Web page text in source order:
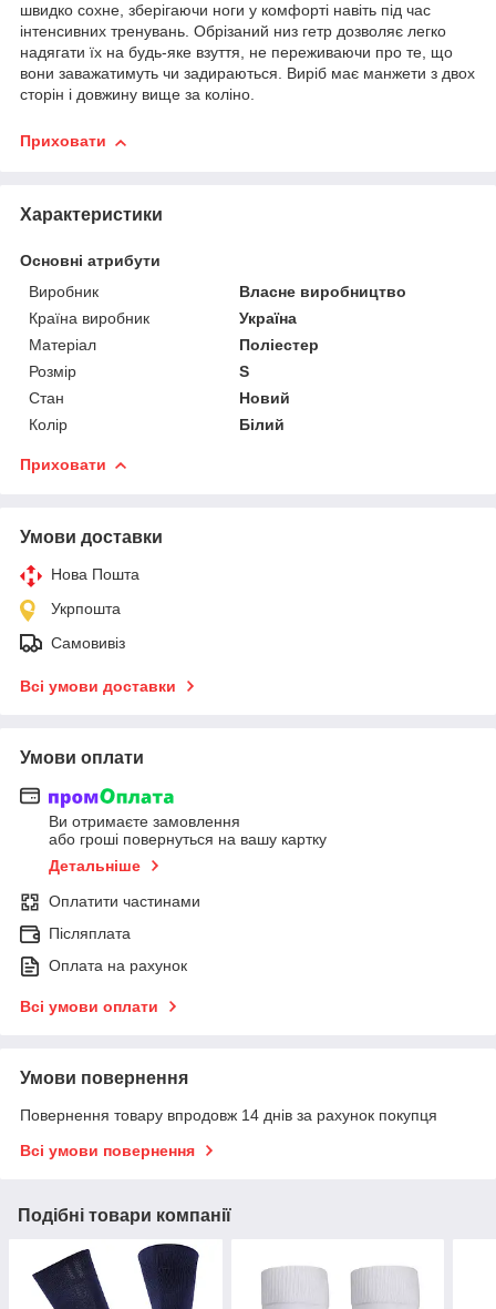
швидко сохне, зберігаючи ноги у комфорті навіть під час
інтенсивних тренувань. Обрізаний низ гетр дозволяє легко
надягати їх на будь-яке взуття, не переживаючи про те, що
вони заважатимуть чи задираються. Виріб має манжети з двох
сторін і довжину вище за коліно.
Приховати
Характеристики
Основні атрибути
Виробник
Власне виробництво
Країна виробник
Україна
Матеріал
Поліестер
Розмір
S
Стан
Новий
Колір
Білий
Приховати
Умови доставки
Нова Пошта
Укрпошта
Самовивіз
Всі умови доставки
Умови оплати
Ви отримаєте замовлення
або гроші повернуться на вашу картку
Детальніше
Оплатити частинами
Післяплата
Оплата на рахунок
Всі умови оплати
Умови повернення
Повернення товару впродовж 14 днів за рахунок покупця
Всі умови повернення
Подібні товари компанії